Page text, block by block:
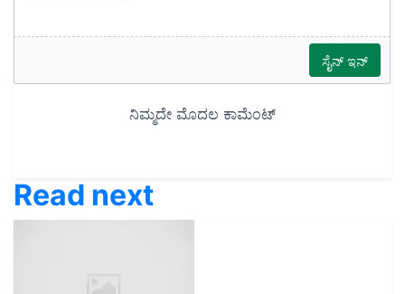
Read next